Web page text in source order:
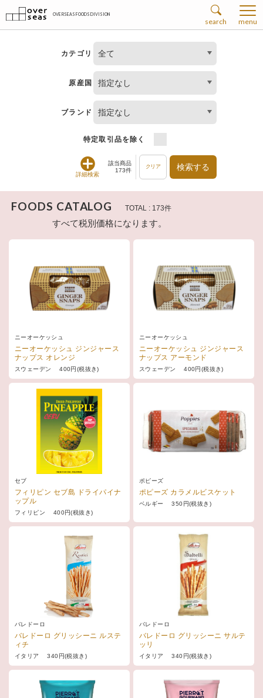
OVERSEAS FOODS DIVISION
search menu
カテゴリ 全て
原産国 指定なし
ブランド 指定なし
特定取引品を除く
詳細検索
該当商品
173件
クリア 検索する
FOODS CATALOG TOTAL : 173件
すべて税別価格になります。
ニーオーケッシュ
ニーオーケッシュ ジンジャース
ナップス オレンジ
スウェーデン 400円(税抜き)
ニーオーケッシュ
ニーオーケッシュ ジンジャース
ナップス アーモンド
スウェーデン 400円(税抜き)
セブ
フィリピン セブ島 ドライパイナ
ップル
フィリピン 400円(税抜き)
ポピーズ
ポピーズ カラメルビスケット
ベルギー 350円(税抜き)
バレドーロ
バレドーロ グリッシーニ ルステ
ィチ
イタリア 340円(税抜き)
バレドーロ
バレドーロ グリッシーニ サルテ
ッリ
イタリア 340円(税抜き)